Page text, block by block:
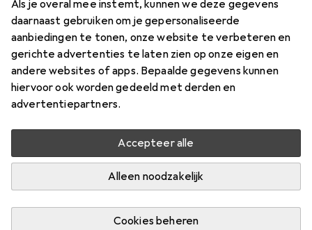
Als je overal mee instemt, kunnen we deze gegevens
daarnaast gebruiken om je gepersonaliseerde
aanbiedingen te tonen, onze website te verbeteren en
gerichte advertenties te laten zien op onze eigen en
andere websites of apps. Bepaalde gegevens kunnen
hiervoor ook worden gedeeld met derden en
advertentiepartners.
Accepteer alle
Alleen noodzakelijk
Cookies beheren
Nog geen discussies
De Galaxus gemeenschap kijkt uit naar jouw